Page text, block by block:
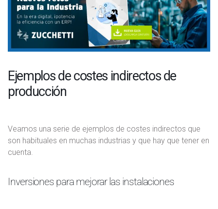
Ejemplos de costes indirectos de
producción
Veamos una serie de ejemplos de costes indirectos que
son habituales en muchas industrias y que hay que tener en
cuenta.
Inversiones para mejorar las instalaciones